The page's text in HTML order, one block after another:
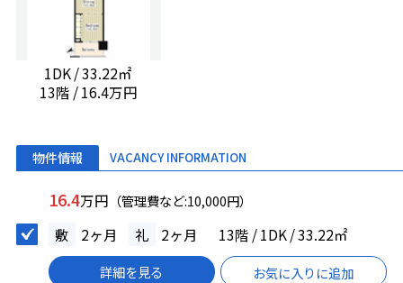
1DK / 33.22㎡
13階 / 16.4万円
物件情報 VACANCY INFORMATION
16.4万円 （管理費など:10,000円）
敷 2ヶ月 礼 2ヶ月 13階 / 1DK / 33.22㎡
詳細を見る お気に入りに追加